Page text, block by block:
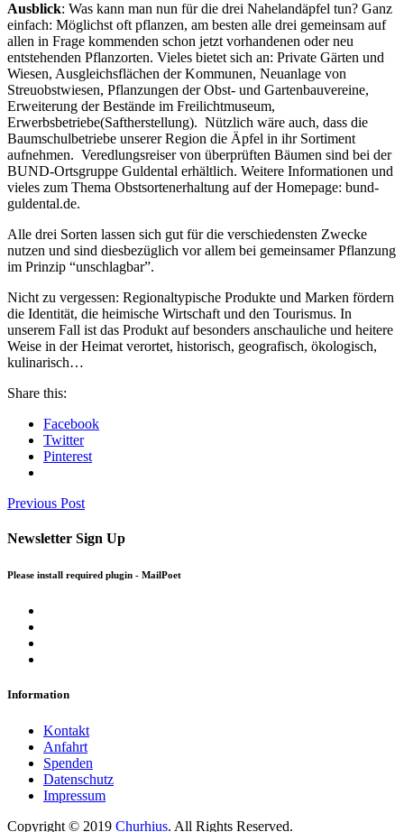
Ausblick: Was kann man nun für die drei Nahelandäpfel tun? Ganz
einfach: Möglichst oft pflanzen, am besten alle drei gemeinsam auf
allen in Frage kommenden schon jetzt vorhandenen oder neu
entstehenden Pflanzorten. Vieles bietet sich an: Private Gärten und
Wiesen, Ausgleichsflächen der Kommunen, Neuanlage von
Streuobstwiesen, Pflanzungen der Obst- und Gartenbauvereine,
Erweiterung der Bestände im Freilichtmuseum,
Erwerbsbetriebe(Saftherstellung). Nützlich wäre auch, dass die
Baumschulbetriebe unserer Region die Äpfel in ihr Sortiment
aufnehmen. Veredlungsreiser von überprüften Bäumen sind bei der
BUND-Ortsgruppe Guldental erhältlich. Weitere Informationen und
vieles zum Thema Obstsortenerhaltung auf der Homepage: bund-
guldental.de.
Alle drei Sorten lassen sich gut für die verschiedensten Zwecke
nutzen und sind diesbezüglich vor allem bei gemeinsamer Pflanzung
im Prinzip “unschlagbar”.
Nicht zu vergessen: Regionaltypische Produkte und Marken fördern
die Identität, die heimische Wirtschaft und den Tourismus. In
unserem Fall ist das Produkt auf besonders anschauliche und heitere
Weise in der Heimat verortet, historisch, geografisch, ökologisch,
kulinarisch…
Share this:
Facebook
Twitter
Pinterest
Previous Post
Newsletter Sign Up
Please install required plugin - MailPoet
Information
Kontakt
Anfahrt
Spenden
Datenschutz
Impressum
Copyright © 2019 Churhius. All Rights Reserved.